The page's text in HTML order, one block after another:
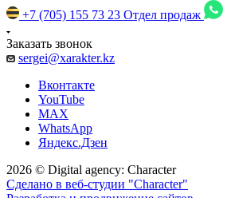
+7 (705) 155 73 23 Отдел продаж
Заказать звонок
sergei@xarakter.kz
Вконтакте
YouTube
MAX
WhatsApp
Яндекс.Дзен
2026 © Digital agency: Character
Сделано в веб-студии "Character"